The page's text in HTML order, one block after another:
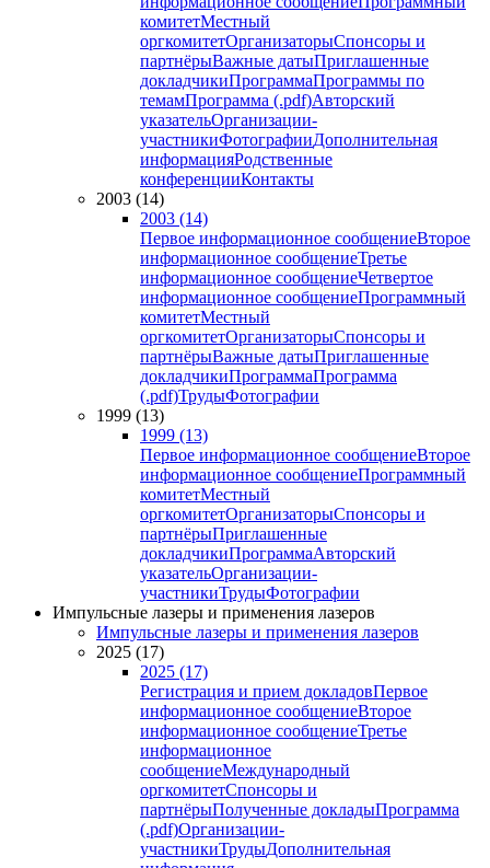
комитетМестный
оргкомитетОрганизаторыСпонсоры и
партнёрыВажные датыПриглашенные
докладчикиПрограммаПрограммы по
темамПрограмма (.pdf)Авторский
указательОрганизации-
участникиФотографииДополнительная
информацияРодственные
конференцииКонтакты
2003 (14)
2003 (14)
Первое информационное сообщениеВторое
информационное сообщениеТретье
информационное сообщениеЧетвертое
информационное сообщениеПрограммный
комитетМестный
оргкомитетОрганизаторыСпонсоры и
партнёрыВажные датыПриглашенные
докладчикиПрограммаПрограмма
(.pdf)ТрудыФотографии
1999 (13)
1999 (13)
Первое информационное сообщениеВторое
информационное сообщениеПрограммный
комитетМестный
оргкомитетОрганизаторыСпонсоры и
партнёрыПриглашенные
докладчикиПрограммаАвторский
указательОрганизации-
участникиТрудыФотографии
Импульсные лазеры и применения лазеров
Импульсные лазеры и применения лазеров
2025 (17)
2025 (17)
Регистрация и прием докладовПервое
информационное сообщениеВторое
информационное сообщениеТретье
информационное
сообщениеМеждународный
оргкомитетСпонсоры и
партнёрыПолученные докладыПрограмма
(.pdf)Организации-
участникиТрудыДополнительная